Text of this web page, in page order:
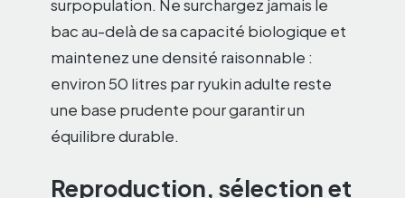
surpopulation. Ne surchargez jamais le
bac au-delà de sa capacité biologique et
maintenez une densité raisonnable :
environ 50 litres par ryukin adulte reste
une base prudente pour garantir un
équilibre durable.
Reproduction, sélection et